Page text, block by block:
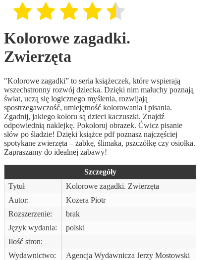
Kolorowe zagadki.
Zwierzęta
"Kolorowe zagadki” to seria książeczek, które wspierają
wszechstronny rozwój dziecka. Dzięki nim maluchy poznają
świat, uczą się logicznego myślenia, rozwijają
spostrzegawczość, umiejętność kolorowania i pisania.
Zgadnij, jakiego koloru są dzieci kaczuszki. Znajdź
odpowiednią naklejkę. Pokoloruj obrazek. Ćwicz pisanie
słów po śladzie! Dzięki książce pdf poznasz najczęściej
spotykane zwierzęta – żabkę, ślimaka, pszczółkę czy osiołka.
Zapraszamy do idealnej zabawy!
Szczegóły
Tytuł
Kolorowe zagadki. Zwierzęta
Autor:
Kozera Piotr
Rozszerzenie:
brak
Język wydania:
polski
Ilość stron:
Wydawnictwo:
Agencja Wydawnicza Jerzy Mostowski